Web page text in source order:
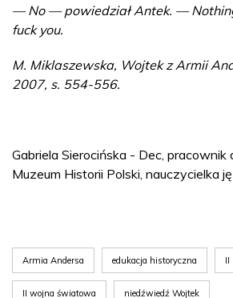
— No — powiedział Antek. —
fuck you.
M. Miklaszewska, Wojtek z Armii
2007, s. 554-556.
Gabriela Sierocińska - Dec, pracownik
Muzeum Historii Polski, nauczycielka
Armia Andersa edukacja historyczna II
II wojna światowa niedźwiedź Wojtek